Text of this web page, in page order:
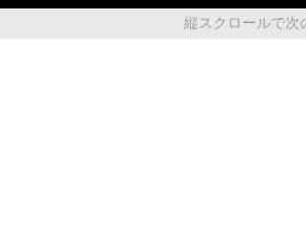
縦スクロールで次